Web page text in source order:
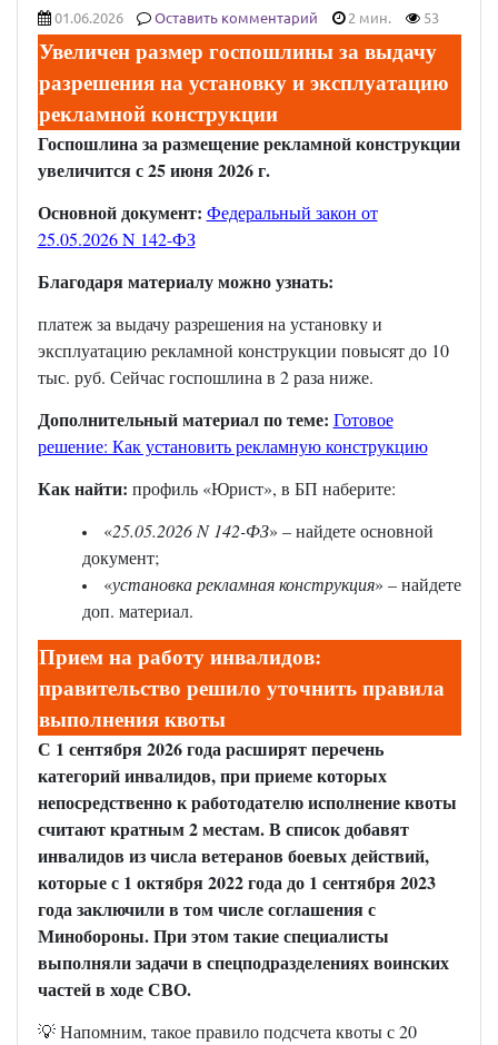
01.06.2026 Оставить комментарий 2 мин. 53
Увеличен размер госпошлины за выдачу
разрешения на установку и эксплуатацию
рекламной конструкции
Госпошлина за размещение рекламной конструкции
увеличится с 25 июня 2026 г.
Основной документ: Федеральный закон от
25.05.2026 N 142-ФЗ
Благодаря материалу можно узнать:
платеж за выдачу разрешения на установку и
эксплуатацию рекламной конструкции повысят до 10
тыс. руб. Сейчас госпошлина в 2 раза ниже.
Дополнительный материал по теме: Готовое
решение: Как установить рекламную конструкцию
Как найти: профиль «Юрист», в БП наберите:
«25.05.2026 N 142-ФЗ» – найдете основной
документ;
«установка рекламная конструкция» – найдете
доп. материал.
Прием на работу инвалидов:
правительство решило уточнить правила
выполнения квоты
С 1 сентября 2026 года расширят перечень
категорий инвалидов, при приеме которых
непосредственно к работодателю исполнение квоты
считают кратным 2 местам. В список добавят
инвалидов из числа ветеранов боевых действий,
которые с 1 октября 2022 года до 1 сентября 2023
года заключили в том числе соглашения с
Минобороны. При этом такие специалисты
выполняли задачи в спецподразделениях воинских
частей в ходе СВО.
💡 Напомним, такое правило подсчета квоты с 20